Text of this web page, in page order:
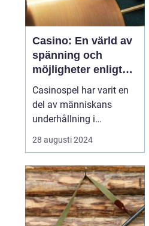
Casino: En värld av
spänning och
möjligheter enligt
Casinohouse.dk
Casinospel har varit en
del av människans
underhållning i
århundraden, där det
ursprungligen var
kungligheter. I dagens
moderna värld är
casinon tillgängliga för
alla, vilket e...
28 augusti 2024